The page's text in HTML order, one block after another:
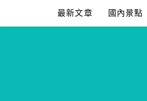
content
最新文章 國內景點